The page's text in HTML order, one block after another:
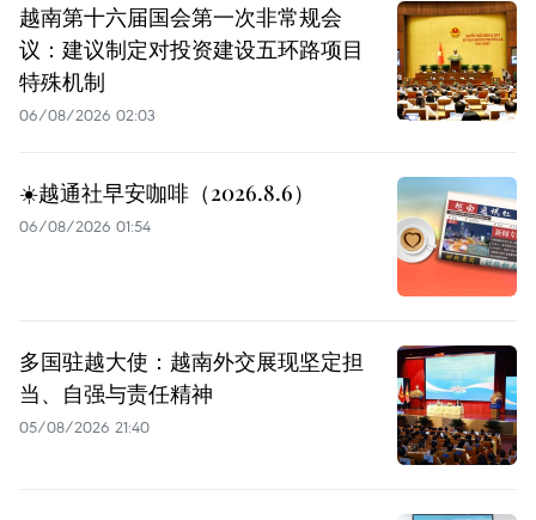
越南第十六届国会第一次非常规会
议：建议制定对投资建设五环路项目
特殊机制
06/08/2026 02:03
☀️越通社早安咖啡（2026.8.6）
06/08/2026 01:54
多国驻越大使：越南外交展现坚定担
当、自强与责任精神
05/08/2026 21:40